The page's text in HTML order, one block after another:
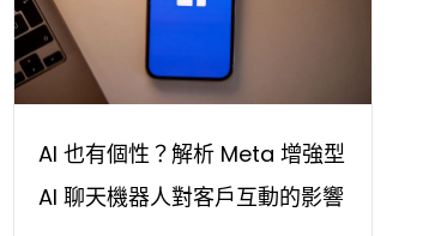
AI 也有個性？解析 Meta 增強型
AI 聊天機器人對客戶互動的影響